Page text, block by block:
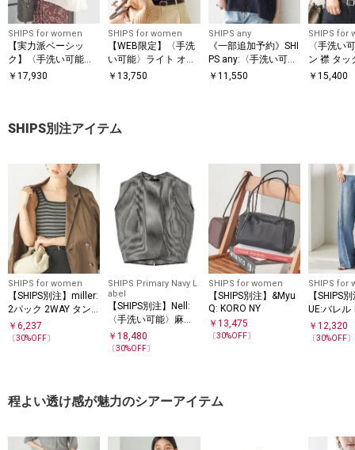
SHIPS for women
【実力派ベーシッ
ク】〈手洗い可能〉
シルク混 シアー 羽織
￥ 17,930
SHIPS for women
【WEB限定】〈手洗
い可能〉ライト オン
ス フリル デニム 半
￥13,750
SHIPS any
《一部追加予約》SHI
PS any:〈手洗い可
能〉エンブロイダリ
￥ 11,550
SHIPS for
〈手洗い
ン 襟 タッ
ン ブラウ
￥15,400
SHIPS別注アイテム
SHIPS for women
【SHIPS別注】miller:
2パック 2WAY タン
クトップ
￥ 6,237
〔30%OFF〕
SHIPS Primary Navy L
abel
【SHIPS別注】Nell:
〈手洗い可能〉麻混
ギンガム コクーン ブ
ラウス
￥18,480
〔30%OFF〕
SHIPS for women
【SHIPS別注】&Myu
Q: KORO NY
￥ 13,475
〔30%OFF〕
SHIPS for
【SHIPS
UE:バレル
ニム パン
￥12,320
〔30%OFF〕
程よい透け感が魅力のシアーアイテム